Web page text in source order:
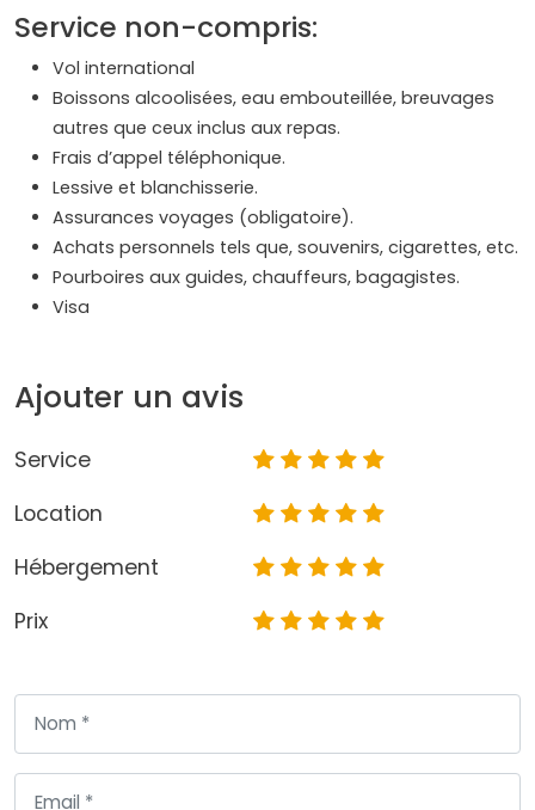
Service non-compris:
Vol international
Boissons alcoolisées, eau embouteillée, breuvages
autres que ceux inclus aux repas.
Frais d’appel téléphonique.
Lessive et blanchisserie.
Assurances voyages (obligatoire).
Achats personnels tels que, souvenirs, cigarettes, etc.
Pourboires aux guides, chauffeurs, bagagistes.
Visa
Ajouter un avis
Service
Location
Hébergement
Prix